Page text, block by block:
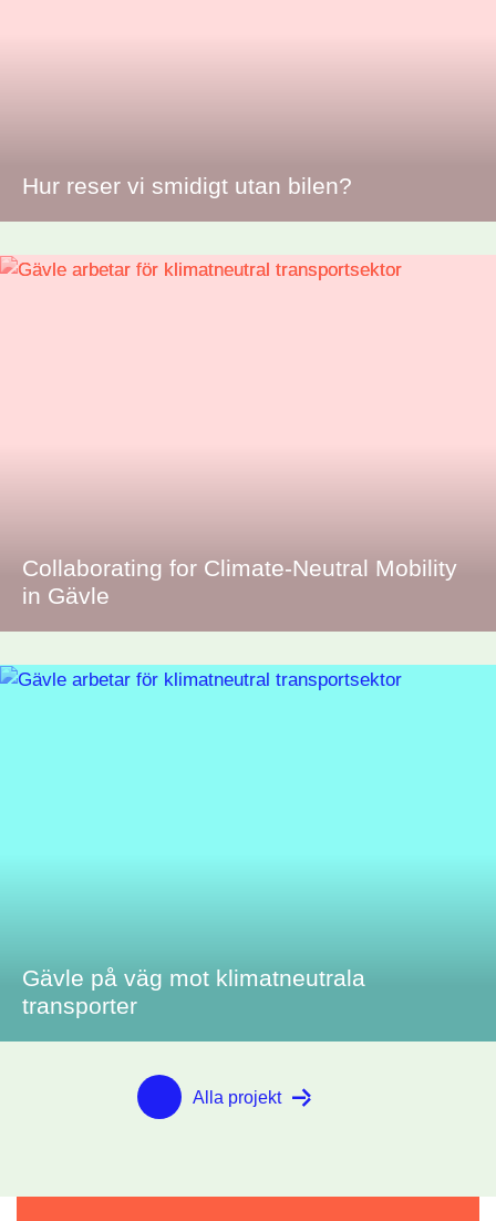
Hur reser vi smidigt utan bilen?
Collaborating for Climate-Neutral Mobility
in Gävle
Gävle på väg mot klimatneutrala
transporter
Alla projekt